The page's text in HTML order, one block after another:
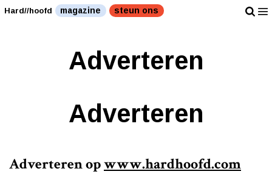
Hard//hoofd magazine steun ons
Adverteren
Adverteren
Adverteren opwww.hardhoofd.com